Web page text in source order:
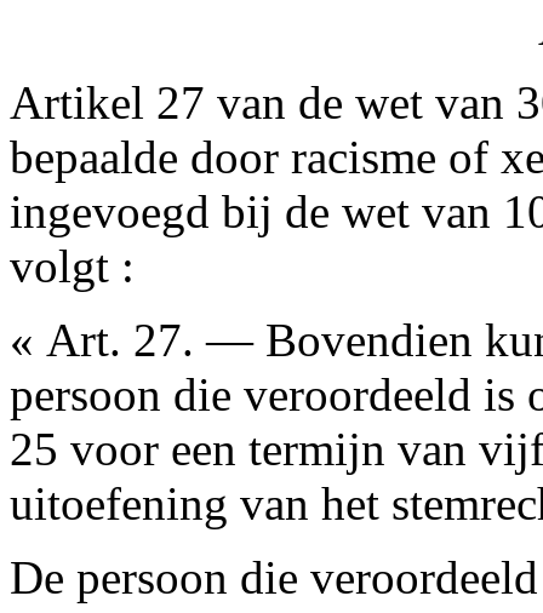
Artikel 27 van de wet van
bepaalde door racisme of
ingevoegd bij de wet van
volgt :
« Art. 27. — Bovendien
persoon die veroordeeld is
25 voor een termijn van
uitoefening van het
De persoon die